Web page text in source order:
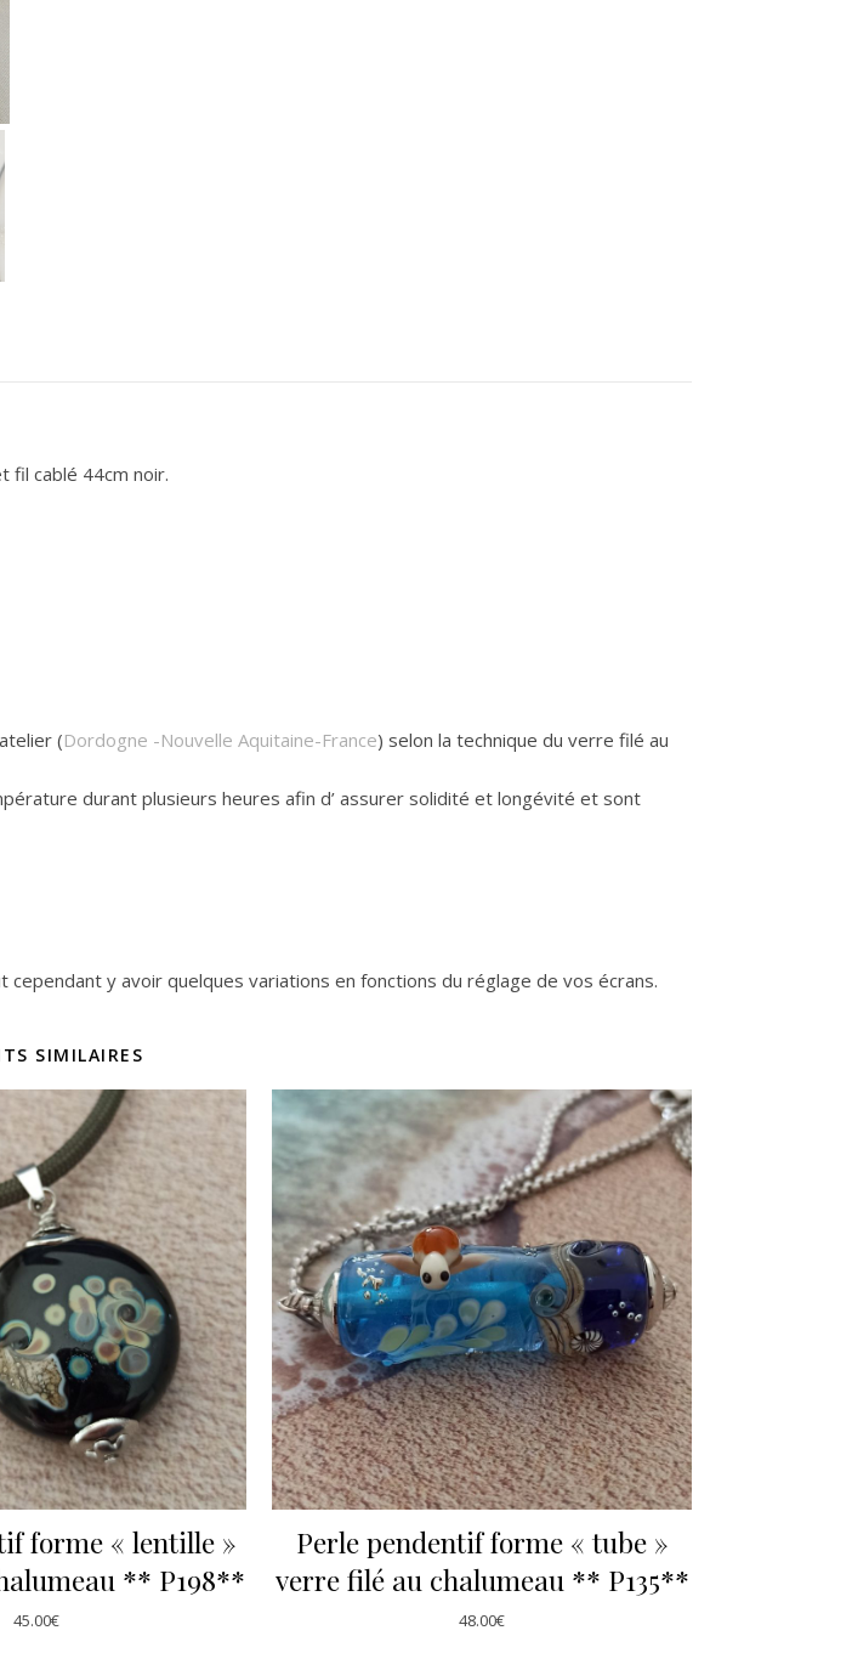
fil cablé 44cm noir.
(Dordogne -Nouvelle Aquitaine-France) selon la technique du verre filé au
durant plusieurs heures afin d’ assurer solidité et longévité et sont
y avoir quelques variations en fonctions du réglage de vos écrans.
SIMILAIRES
forme « lentille »
** P198**
45.00€
Perle pendentif forme « tube »
verre filé au chalumeau ** P135**
48.00€